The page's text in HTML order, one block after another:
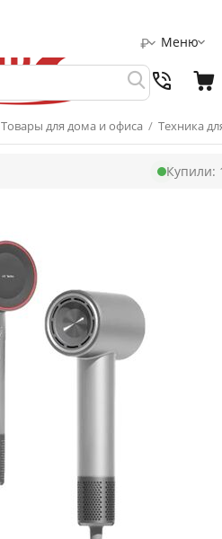
Меню
₽
Товары для дома и офиса / Техника
Купили: